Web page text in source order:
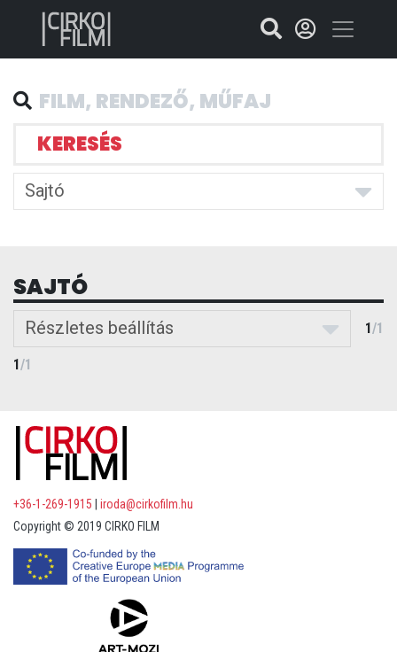
KERESÉS
Sajtó
SAJTÓ
Részletes beállítás 1/1
1/1
+36-1-269-1915
iroda@cirkofilm.hu
Copyright © 2019 CIRKO FILM